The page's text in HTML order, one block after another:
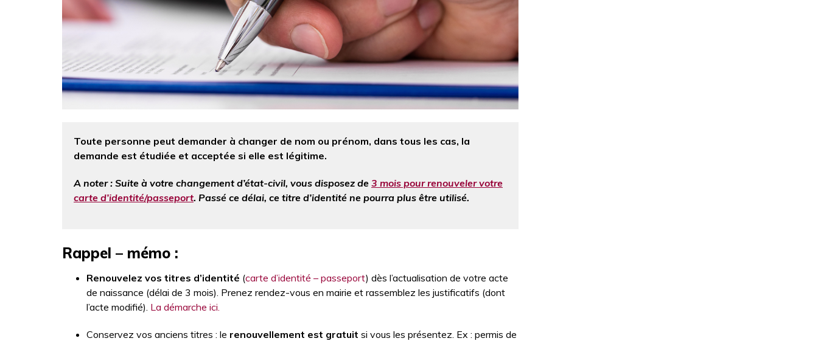
Toute personne peut demander à changer de nom ou prénom, dans tous les cas, la
demande est étudiée et acceptée si elle est légitime.
A noter : Suite à votre changement d’état-civil, vous disposez de 3 mois pour renouveler votre
carte d’identité/passeport. Passé ce délai, ce titre d’identité ne pourra plus être utilisé.
Rappel – mémo :
Renouvelez vos titres d’identité (carte d’identité – passeport) dès l’actualisation de votre acte
de naissance (délai de 3 mois). Prenez rendez-vous en mairie et rassemblez les justificatifs (dont
l’acte modifié). La démarche ici.
Conservez vos anciens titres : le renouvellement est gratuit si vous les présentez. Ex : permis de